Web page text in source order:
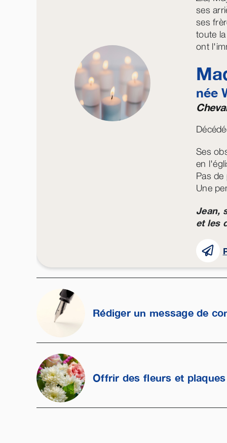
ses
ses
toute
ont
née
Ses
en
Pas de
Une
Jean,
et les
Rédiger un message de
Offrir des fleurs et plaques